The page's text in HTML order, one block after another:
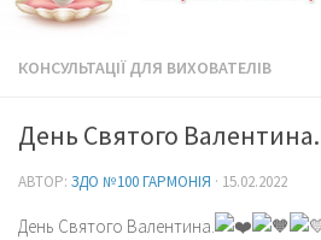
КОНСУЛЬТАЦІЇ ДЛЯ ВИХОВАТЕЛІВ
День Святого Валентина.
АВТОР: ЗДО №100 ГАРМОНІЯ · 15.02.2022
День Святого Валентина.